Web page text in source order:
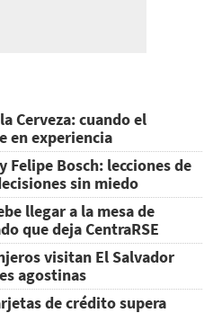
Cerveza: cuando el
en experiencia
Felipe Bosch: lecciones de
sin miedo
llegar a la mesa de
que deja CentraRSE
visitan El Salvador
agostinas
de crédito supera